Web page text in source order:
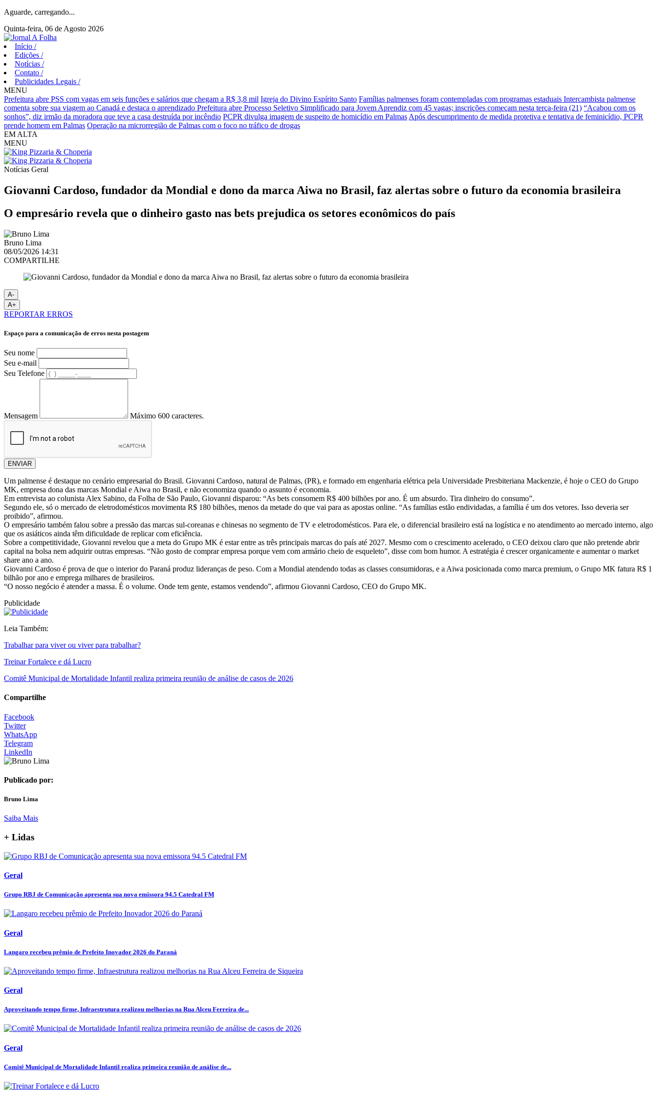
Aguarde, carregando...
Quinta-feira, 06 de Agosto 2026
Início /
Edições /
Notícias /
Contato /
Publicidades Legais /
MENU
Prefeitura abre PSS com vagas em seis funções e salários que chegam a R$ 3,8 mil Igreja do Divino Espírito Santo Famílias palmenses foram contempladas com programas estaduais Intercambista palmense
comenta sobre sua viagem ao Canadá e destaca o aprendizado Prefeitura abre Processo Seletivo Simplificado para Jovem Aprendiz com 45 vagas; inscrições começam nesta terça-feira (21) “Acabou com os
sonhos”, diz irmão da moradora que teve a casa destruída por incêndio PCPR divulga imagem de suspeito de homicídio em Palmas Após descumprimento de medida protetiva e tentativa de feminicídio, PCPR
prende homem em Palmas Operação na microrregião de Palmas com o foco no tráfico de drogas
EM ALTA
MENU
Notícias Geral
Giovanni Cardoso, fundador da Mondial e dono da marca Aiwa no Brasil, faz alertas sobre o futuro da economia brasileira
O empresário revela que o dinheiro gasto nas bets prejudica os setores econômicos do país
Bruno Lima
08/05/2026 14:31
COMPARTILHE
A-
A+
REPORTAR ERROS
Espaço para a comunicação de erros nesta postagem
Seu nome
Seu e-mail
Seu Telefone
Mensagem Máximo 600 caracteres.
ENVIAR
Um palmense é destaque no cenário empresarial do Brasil. Giovanni Cardoso, natural de Palmas, (PR), e formado em engenharia elétrica pela Universidade Presbiteriana Mackenzie, é hoje o CEO do Grupo
MK, empresa dona das marcas Mondial e Aiwa no Brasil, e não economiza quando o assunto é economia.
Em entrevista ao colunista Alex Sabino, da Folha de São Paulo, Giovanni disparou: “As bets consomem R$ 400 bilhões por ano. É um absurdo. Tira dinheiro do consumo”.
Segundo ele, só o mercado de eletrodomésticos movimenta R$ 180 bilhões, menos da metade do que vai para as apostas online. “As famílias estão endividadas, a família é um dos vetores. Isso deveria ser
proibido”, afirmou.
O empresário também falou sobre a pressão das marcas sul-coreanas e chinesas no segmento de TV e eletrodomésticos. Para ele, o diferencial brasileiro está na logística e no atendimento ao mercado interno, algo
que os asiáticos ainda têm dificuldade de replicar com eficiência.
Sobre a competitividade, Giovanni revelou que a meta do Grupo MK é estar entre as três principais marcas do país até 2027. Mesmo com o crescimento acelerado, o CEO deixou claro que não pretende abrir
capital na bolsa nem adquirir outras empresas. “Não gosto de comprar empresa porque vem com armário cheio de esqueleto”, disse com bom humor. A estratégia é crescer organicamente e aumentar o market
share ano a ano.
Giovanni Cardoso é prova de que o interior do Paraná produz lideranças de peso. Com a Mondial atendendo todas as classes consumidoras, e a Aiwa posicionada como marca premium, o Grupo MK fatura R$ 1
bilhão por ano e emprega milhares de brasileiros.
“O nosso negócio é atender a massa. É o volume. Onde tem gente, estamos vendendo”, afirmou Giovanni Cardoso, CEO do Grupo MK.
Publicidade
Leia Também:
Trabalhar para viver ou viver para trabalhar?
Treinar Fortalece e dá Lucro
Comitê Municipal de Mortalidade Infantil realiza primeira reunião de análise de casos de 2026
Compartilhe
Facebook
Twitter
WhatsApp
Telegram
LinkedIn
Publicado por:
Bruno Lima
Saiba Mais
+ Lidas
Geral
Grupo RBJ de Comunicação apresenta sua nova emissora 94.5 Catedral FM
Geral
Langaro recebeu prêmio de Prefeito Inovador 2026 do Paraná
Geral
Aproveitando tempo firme, Infraestrutura realizou melhorias na Rua Alceu Ferreira de...
Geral
Comitê Municipal de Mortalidade Infantil realiza primeira reunião de análise de...